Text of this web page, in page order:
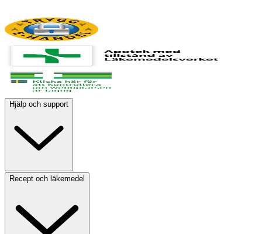
Hjälp och support
Recept och läkemedel